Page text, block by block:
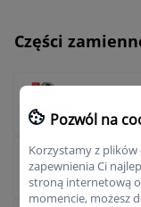
Części
Olej do
Pozwól na
Korzystamy z
zapewnienia Ci
stroną internetową
momencie, możesz